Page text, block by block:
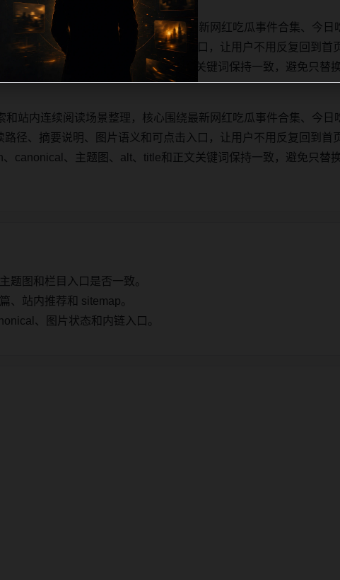
站内连续阅读场景整理，核心围绕最新网红吃瓜事件合集、今日
径、摘要说明、图片语义和可点击入口，让用户不用反复回到首
canonical、主题图、alt、title和正文关键词保持一致，避免只替
站内连续阅读场景整理，核心围绕最新网红吃瓜事件合集、今日
径、摘要说明、图片语义和可点击入口，让用户不用反复回到首
canonical、主题图、alt、title和正文关键词保持一致，避免只替
题图和栏目入口是否一致。
、站内推荐和 sitemap。
、图片状态和内链入口。